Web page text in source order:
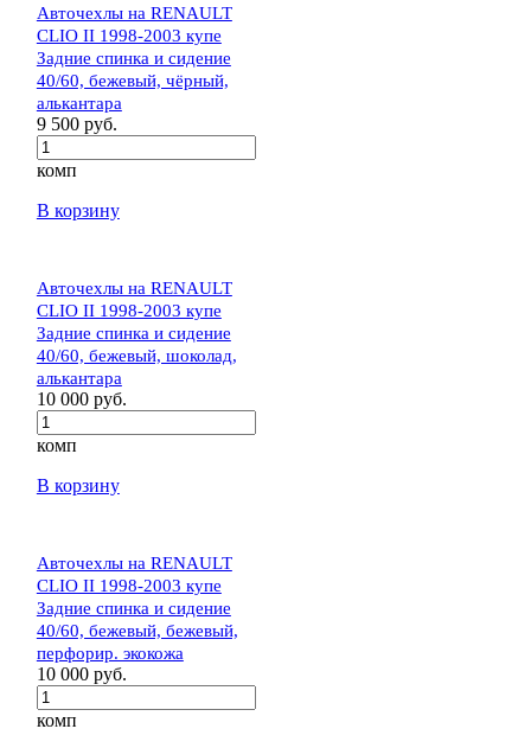
Авточехлы на RENAULT
CLIO II 1998-2003 купе
Задние спинка и сидение
40/60, бежевый, чёрный,
алькантара
9 500 руб.
комп
В корзину
Авточехлы на RENAULT
CLIO II 1998-2003 купе
Задние спинка и сидение
40/60, бежевый, шоколад,
алькантара
10 000 руб.
комп
В корзину
Авточехлы на RENAULT
CLIO II 1998-2003 купе
Задние спинка и сидение
40/60, бежевый, бежевый,
перфорир. экокожа
10 000 руб.
комп